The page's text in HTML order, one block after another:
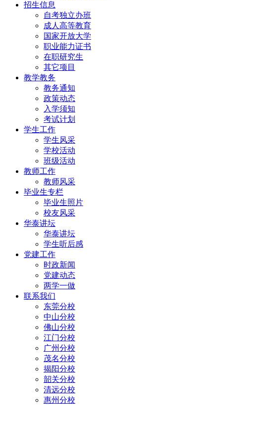
招生信息
自考独立办班
成人高等教育
国家开放大学
职业能力证书
在职研究生
其它项目
教学教务
教务通知
政策动态
入学须知
考试计划
学生工作
学生风采
学校活动
班级活动
教师工作
教师风采
毕业生专栏
毕业生照片
校友风采
华泰讲坛
华泰讲坛
学生听后感
党建工作
时政新闻
党建动态
两学一做
联系我们
东莞分校
中山分校
佛山分校
江门分校
广州分校
茂名分校
揭阳分校
韶关分校
清远分校
惠州分校